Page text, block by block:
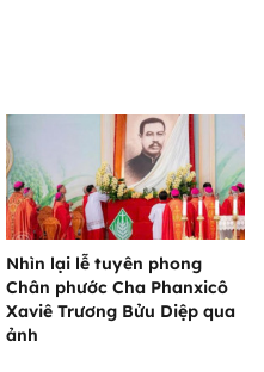
Nhìn lại lễ tuyên phong
Chân phước Cha Phanxicô
Xaviê Trương Bửu Diệp qua
ảnh